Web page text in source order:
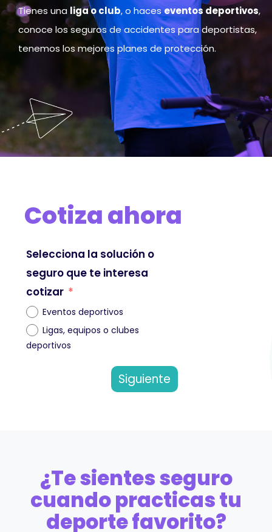
Tienes una liga o club, o haceseventos deportivos,
conoce los seguros de accidentes para deportistas,
tenemos los mejores planes de protección.
Cotiza ahora
Selecciona la solución o
seguro que te interesa
cotizar
Eventos deportivos
Ligas, equipos o clubes
deportivos
Siguiente
¿Te sientes seguro
cuando practicas tu
deporte favorito?